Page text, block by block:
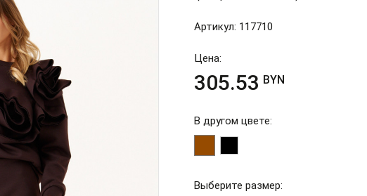
Артикул: 117710
Цена:
305.53 BYN
В другом цвете:
Выберите размер: